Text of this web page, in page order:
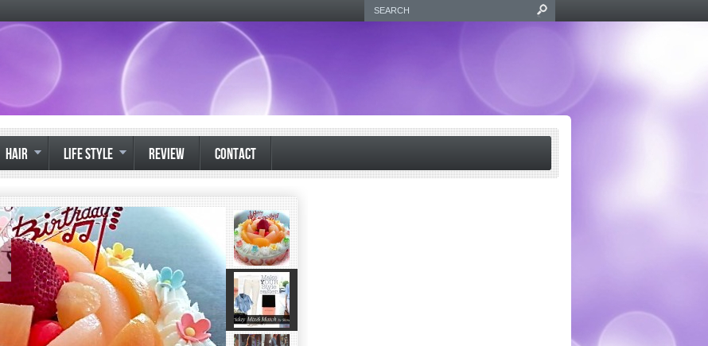
HAIR LIFE STYLE REVIEW CONTACT